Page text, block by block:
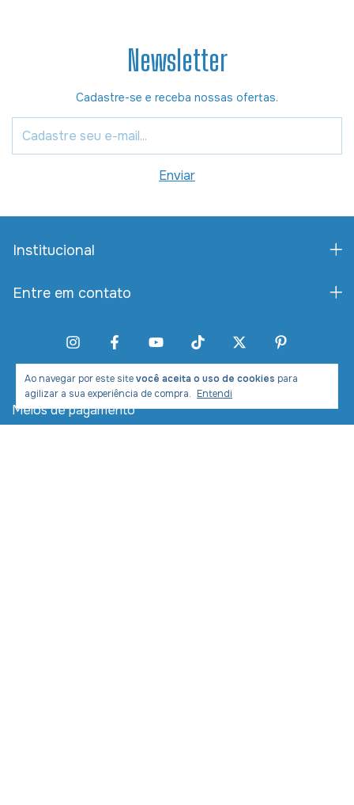
Ao navegar por este sitevocê aceita o uso de cookies para
agilizar a sua experiência de compra. Entendi
Newsletter
Cadastre-se e receba nossas ofertas.
Institucional
Entre em contato
Meios de pagamento